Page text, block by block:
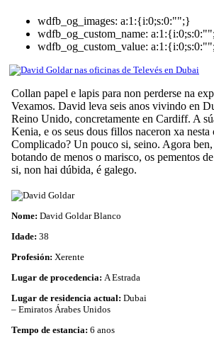
wdfb_og_images: a:1:{i:0;s:0:"";}
wdfb_og_custom_name:
wdfb_og_custom_value:
Collan papel e lapis para non perderse na
Vexamos. David leva seis anos vivindo en
Reino Unido, concretamente en Cardiff. A
Kenia, e os seus dous fillos naceron xa
Complicado? Un pouco si, seino. Agora
botando de menos o marisco, os pementos
si, non hai dúbida, é galego.
Nome: David Goldar Blanco
Idade: 38
Profesión: Xerente
Lugar de procedencia: A Estrada
Lugar de residencia actual: Dubai
– Emiratos Árabes Unidos
Tempo de estancia: 6 anos